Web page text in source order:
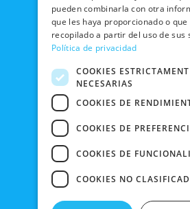
pueden combinarla con otra
que les haya proporcionado o que
recopilado a partir del uso de sus
Política de privacidad
COOKIES
NECESARIAS
COOKIES DE
COOKIES DE
COOKIES DE
COOKIES NO